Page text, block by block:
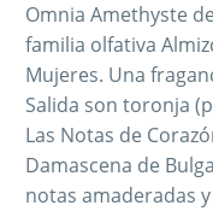
Omnia Amethyste
familia olfativa
Mujeres. Una
Salida son toronja
Las Notas de
Damascena de
notas amaderadas